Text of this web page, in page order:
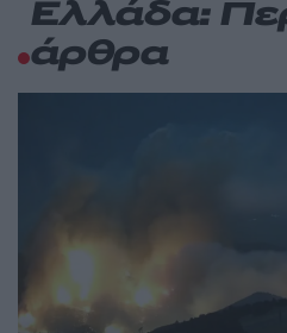
Ελλάδα:
άρθρα